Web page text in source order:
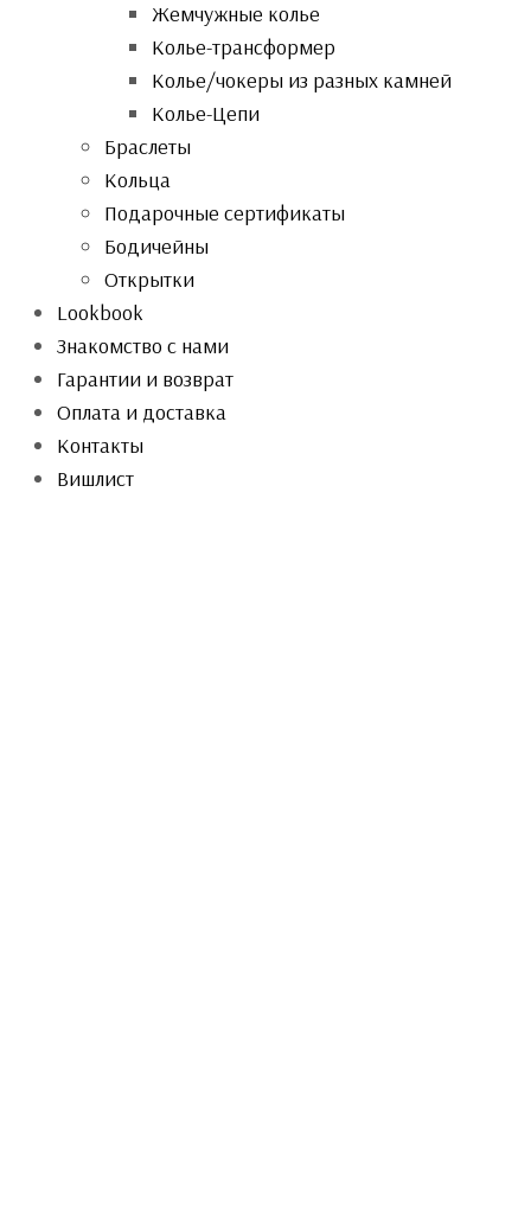
Жемчужные колье
Колье-трансформер
Колье/чокеры из разных камней
Колье-Цепи
Браслеты
Кольца
Подарочные сертификаты
Бодичейны
Открытки
Lookbook
Знакомство с нами
Гарантии и возврат
Оплата и доставка
Контакты
Вишлист